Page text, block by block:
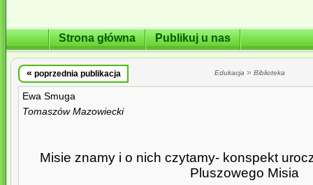
Strona główna Publikuj u nas
« poprzednia publikacja Edukacja » Biblioteka
Ewa Smuga
Tomaszów Mazowiecki
Misie znamy i o nich czytamy- konspekt
Pluszowego Misia